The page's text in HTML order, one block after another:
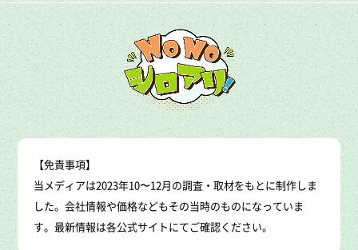
【免責事項】
当メディアは2023年10〜12月の調査・取材をもとに制作しま
した。会社情報や価格などもその当時のものになっていま
す。最新情報は各公式サイトにてご確認ください。